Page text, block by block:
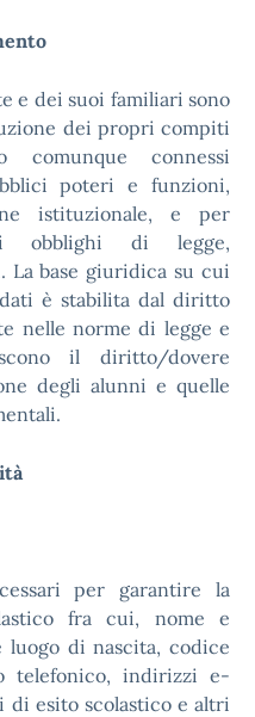
e dei suoi familiari sono
dei propri compiti
connessi
poteri e funzioni,
istituzionale, e per
obblighi di legge,
La base giuridica su cui
è stabilita dal diritto
nelle norme di legge e
il diritto/dovere
degli alunni e quelle
per garantire la
fra cui, nome e
luogo di nascita, codice
telefonico, indirizzi e-
esito scolastico e altri